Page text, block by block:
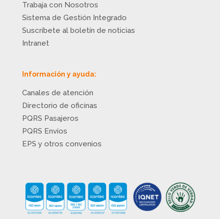
Trabaja con Nosotros
Sistema de Gestión Integrado
Suscríbete al boletín de noticias
Intranet
Información y ayuda:
Canales de atención
Directorio de oficinas
PQRS Pasajeros
PQRS Envíos
EPS y otros convenios